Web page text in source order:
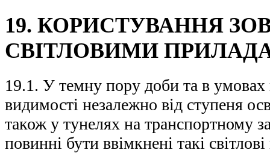
19. КОРИСТУВАННЯ
СВІТЛОВИМИ
19.1. У темну пору доби та в умовах
видимості незалежно від ступеня
також у тунелях на транспортному
повинні бути ввімкнені такі